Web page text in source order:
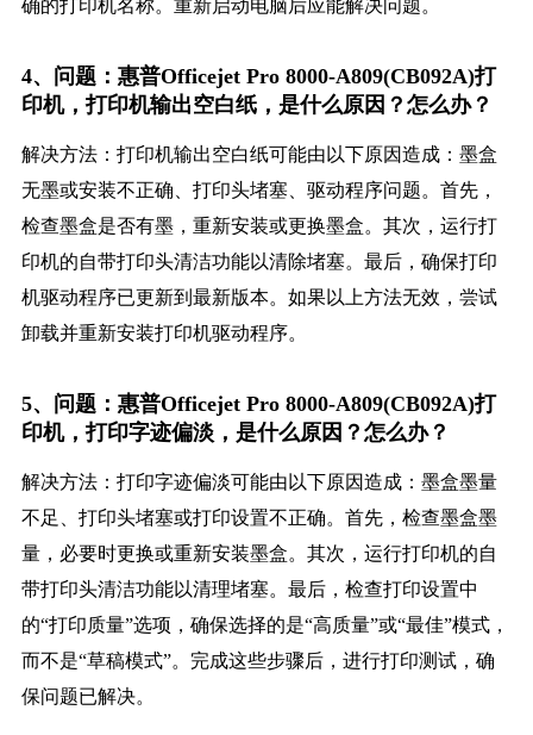
确的打印机名称。重新启动电脑后应能解决问题。
4、问题：惠普Officejet Pro 8000-A809(CB092A)打
印机，打印机输出空白纸，是什么原因？怎么办？
解决方法：打印机输出空白纸可能由以下原因造成：墨盒
无墨或安装不正确、打印头堵塞、驱动程序问题。首先，
检查墨盒是否有墨，重新安装或更换墨盒。其次，运行打
印机的自带打印头清洁功能以清除堵塞。最后，确保打印
机驱动程序已更新到最新版本。如果以上方法无效，尝试
卸载并重新安装打印机驱动程序。
5、问题：惠普Officejet Pro 8000-A809(CB092A)打
印机，打印字迹偏淡，是什么原因？怎么办？
解决方法：打印字迹偏淡可能由以下原因造成：墨盒墨量
不足、打印头堵塞或打印设置不正确。首先，检查墨盒墨
量，必要时更换或重新安装墨盒。其次，运行打印机的自
带打印头清洁功能以清理堵塞。最后，检查打印设置中
的“打印质量”选项，确保选择的是“高质量”或“最佳”模式，
而不是“草稿模式”。完成这些步骤后，进行打印测试，确
保问题已解决。